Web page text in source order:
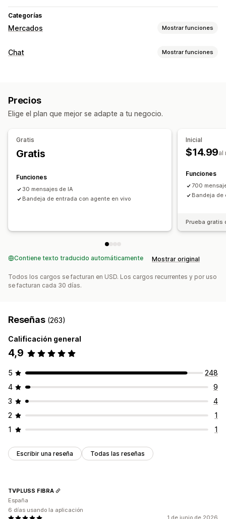
Categorías
Mercados Mostrar funciones
Gestión de publicaciones
Chat Mostrar funciones
Personalización
Ventana del chat
Precios
Elige el plan que mejor se adapte a tu negocio.
Gratis
Gratis
Funciones
30 mensajes de IA
Bandeja de entrada con agente en vivo
Inicial
$14.99al
Funciones
700
Bandeja de
Prueba gratis
Contiene texto traducido automáticamente Mostrar original
Todos los cargos se facturan en USD. Los cargos recurrentes y por uso
se facturan cada 30 días.
Reseñas (263)
Calificación general
4,9
5
248
4
9
3
4
2
1
1
1
Escribir una reseña Todas las reseñas
TVPLUSS FIBRA
España
6 días usando la aplicación